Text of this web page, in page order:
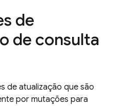
de
de consulta
de atualização que são
por mutações para